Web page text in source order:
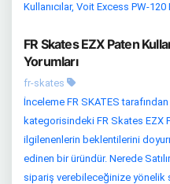
Kullanıcılar, Voit Excess PW-120
FR Skates EZX Paten
Yorumları
fr-skates
İnceleme FR SKATES
kategorisindeki FR Skates EZX
ilgilenenlerin beklentilerini
edinen bir üründür. Nerede
sipariş verebileceğinize yönelik